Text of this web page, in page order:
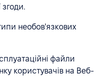
необов'язкових
файли
користувачів на Веб-